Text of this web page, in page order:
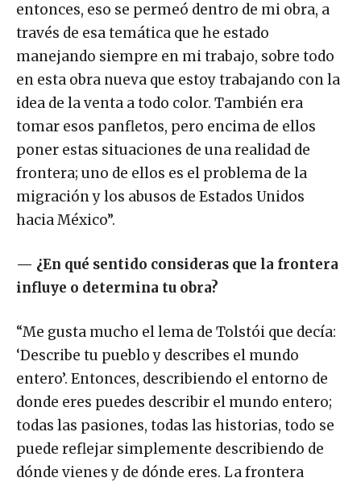
entonces, eso se permeó dentro de mi obra, a
través de esa temática que he estado
manejando siempre en mi trabajo, sobre todo
en esta obra nueva que estoy trabajando con la
idea de la venta a todo color. También era
tomar esos panfletos, pero encima de ellos
poner estas situaciones de una realidad de
frontera; uno de ellos es el problema de la
migración y los abusos de Estados Unidos
hacia México”.
— ¿En qué sentido consideras que la frontera
influye o determina tu obra?
“Me gusta mucho el lema de Tolstói que decía:
‘Describe tu pueblo y describes el mundo
entero’. Entonces, describiendo el entorno de
donde eres puedes describir el mundo entero;
todas las pasiones, todas las historias, todo se
puede reflejar simplemente describiendo de
dónde vienes y de dónde eres. La frontera